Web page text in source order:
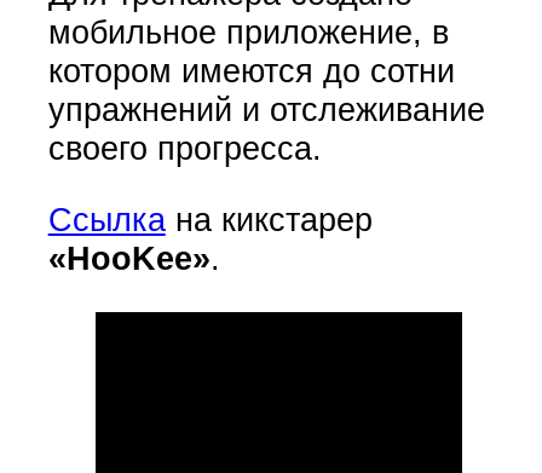
мобильное приложение, в
котором имеются до сотни
упражнений и отслеживание
своего прогресса.
Ссылкана кикстарер
«HooKee».